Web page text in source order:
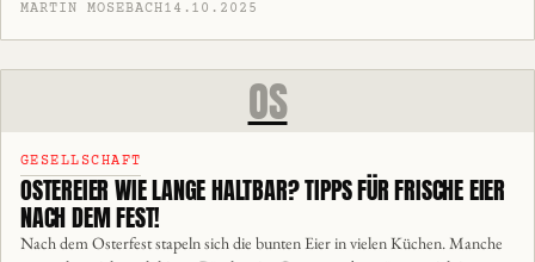
MARTIN MOSEBACH14.10.2025
OS
GESELLSCHAFT
OSTEREIER WIE LANGE HALTBAR? TIPPS FÜR FRISCHE EIER
NACH DEM FEST!
Nach dem Osterfest stapeln sich die bunten Eier in vielen Küchen. Manche